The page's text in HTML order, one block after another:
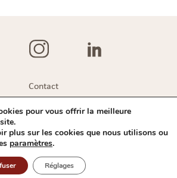
Contact
Mentions légales
de confidentialité
IVBD © 2026
pour vous offrir la meilleure
plus sur les cookies que nous utilisons ou
paramètres.
Réglages